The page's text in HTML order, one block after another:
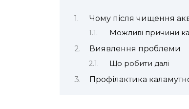
Чому після чищення
Можливі причини
Виявлення проблеми
Що робити далі
Профілактика